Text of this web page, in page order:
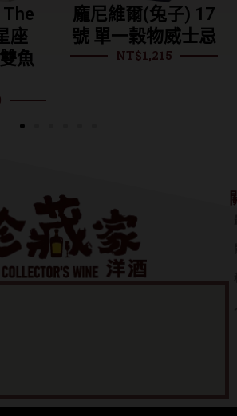
) 17
士忌
龐尼維爾 烏龍茶酒
桶 單一麥芽威士忌
NT$995